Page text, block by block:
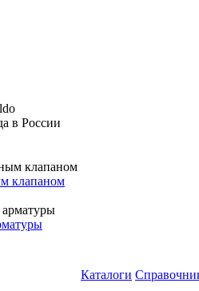
в России
клапаном
Каталоги